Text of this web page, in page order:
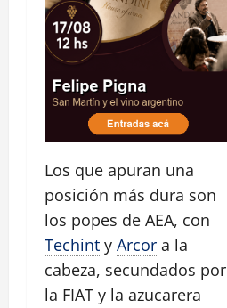
Los que apuran una
posición más dura son
los popes de AEA, con
Techint y Arcor a la
cabeza, secundados por
la FIAT y la azucarera